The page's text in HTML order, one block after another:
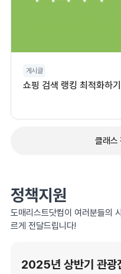
게시글
쇼핑 검색 랭킹 최적화하기
클래스
정책지원
도매리스트닷컴이 여러분들의
르게 전달드립니다!
2025년 상반기 관광